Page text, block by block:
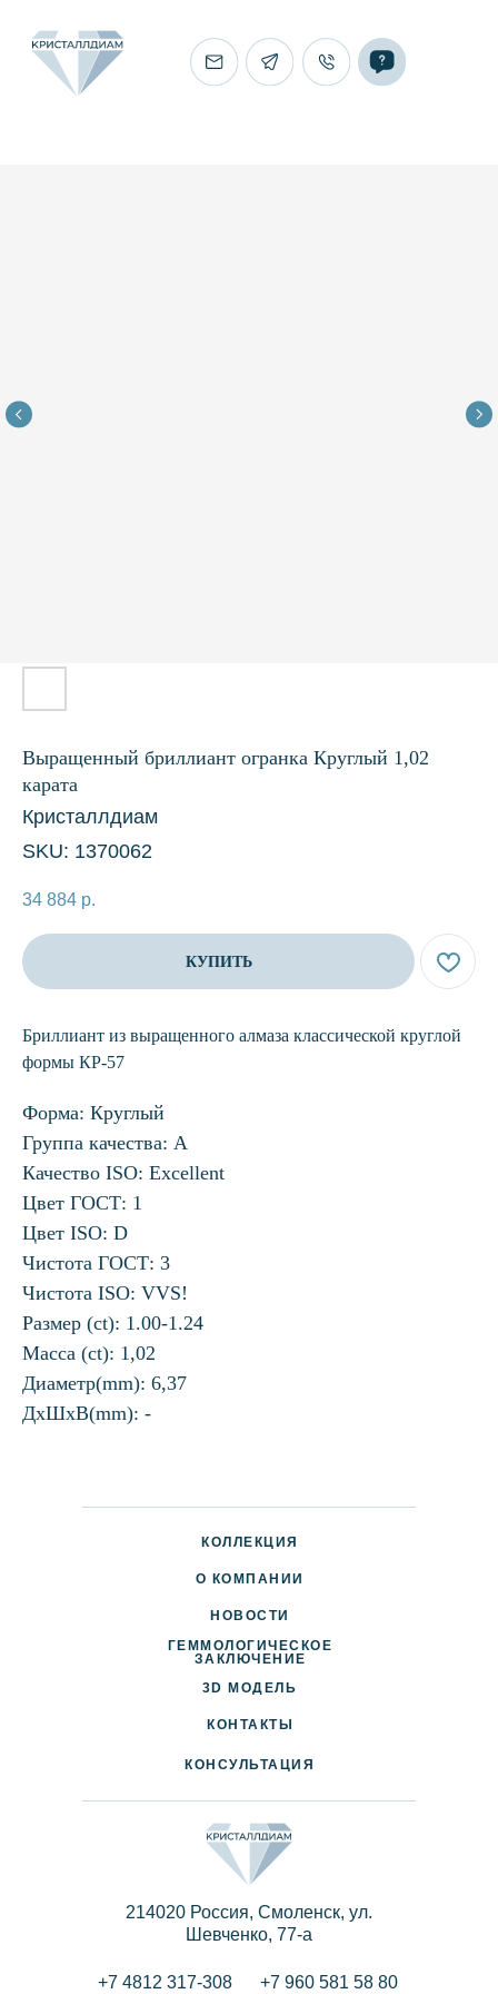
Выращенный бриллиант огранка Круглый 1,02
карата
Кристаллдиам
SKU: 1370062
34 884 р.
КУПИТЬ
Бриллиант из выращенного алмаза классической круглой
формы КР-57
Форма: Круглый
Группа качества: А
Качество ISO: Excellent
Цвет ГОСТ: 1
Цвет ISO: D
Чистота ГОСТ: 3
Чистота ISO: VVS!
Размер (ct): 1.00-1.24
Масса (ct): 1,02
Диаметр(mm): 6,37
ДхШхВ(mm): -
214020 Россия, Смоленск, ул.
Шевченко, 77-a
+7 4812 317-308 +7 960 581 58 80
КОНТАКТЫ
КОЛЛЕКЦИЯ
НОВОСТИ
О КОМПАНИИ
ДОСТАВКА И ОПЛАТА
ПАРТНЕРАМ
3D МОДЕЛЬ
КОНСУЛЬТАЦИЯ
ГЕММОЛОГИЧЕСКОЕ
ЗАКЛЮЧЕНИЕ